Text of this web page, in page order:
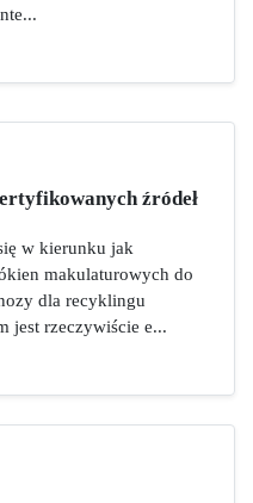
źródeł
w kierunku jak
makulaturowych do
dla recyklingu
jest rzeczywiście e...